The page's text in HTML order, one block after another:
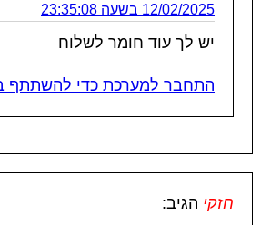
12/02/2025 בשעה 23:35:08
יש לך עוד חומר לשלוח
התחבר למערכת כדי להשתתף
חזקי הגיב: